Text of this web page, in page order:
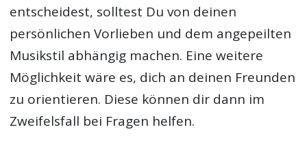
entscheidest, solltest Du von deinen
persönlichen Vorlieben und dem angepeilten
Musikstil abhängig machen. Eine weitere
Möglichkeit wäre es, dich an deinen Freunden
zu orientieren. Diese können dir dann im
Zweifelsfall bei Fragen helfen.